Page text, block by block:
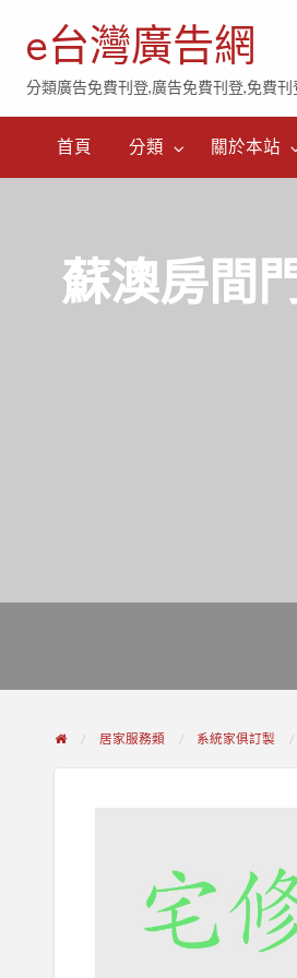
e台灣廣告網
分類廣告免費刊登,廣告免費刊登,免費刊
首頁 分類 關於本站
蘇澳房間
居家服務類 系統家俱訂製